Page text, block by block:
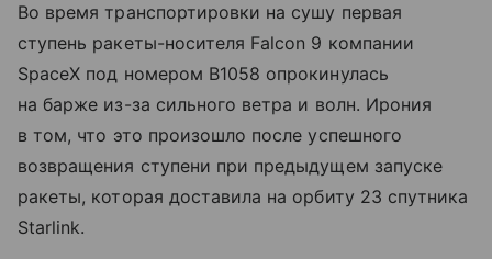
Во время транспортировки на сушу первая
ступень ракеты-носителя Falcon 9 компании
SpaceX под номером B1058 опрокинулась
на барже из-за сильного ветра и волн. Ирония
в том, что это произошло после успешного
возвращения ступени при предыдущем запуске
ракеты, которая доставила на орбиту 23 спутника
Starlink.